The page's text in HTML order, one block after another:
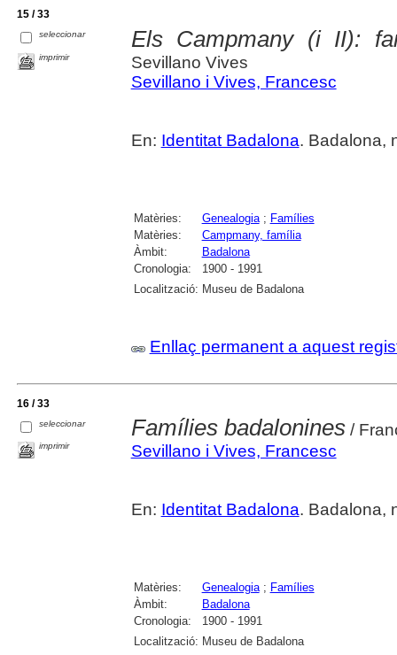
15 / 33
seleccionar
imprimir
Els Campmany (i II):
Sevillano Vives
Sevillano i Vives, Francesc
En: Identitat Badalona. Badalona,
Matèries: Genealogia; Famílies
Matèries:
Campmany, família
Àmbit:
Badalona
Cronologia:
1900 - 1991
Localització: Museu de Badalona
Enllaç permanent a aquest
16 / 33
seleccionar
imprimir
Famílies badalonines/
Sevillano i Vives, Francesc
En: Identitat Badalona. Badalona,
Matèries: Genealogia; Famílies
Àmbit:
Badalona
Cronologia:
1900 - 1991
Localització: Museu de Badalona